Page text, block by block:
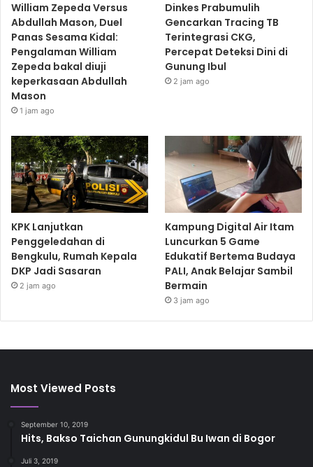
William Zepeda Versus
Abdullah Mason, Duel
Panas Sesama Kidal:
Pengalaman William
Zepeda bakal diuji
keperkasaan Abdullah
Mason
1 jam ago
Dinkes Prabumulih
Gencarkan Tracing TB
Terintegrasi CKG,
Percepat Deteksi Dini di
Gunung Ibul
2 jam ago
KPK Lanjutkan
Penggeledahan di
Bengkulu, Rumah Kepala
DKP Jadi Sasaran
2 jam ago
Kampung Digital Air Itam
Luncurkan 5 Game
Edukatif Bertema Budaya
PALI, Anak Belajar Sambil
Bermain
3 jam ago
Most Viewed Posts
September 10, 2019
Hits, Bakso Taichan Gunungkidul Bu Iwan di Bogor
Juli 3, 2019